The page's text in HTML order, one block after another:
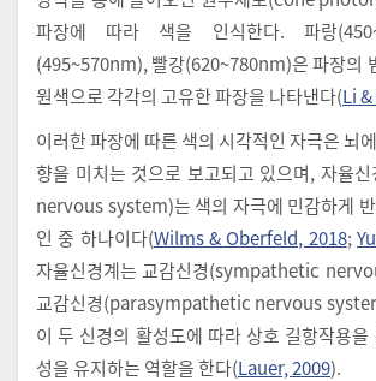
파장에 따라 색을 인식한다. 파랑
(495~570nm), 빨강(620~780nm)은 파장의
원색으로 각각의 고유한 파장을 나타낸다(Li
이러한 파장에 따른 색의 시각적인 자극은 뇌
향을 미치는 것으로 보고되고 있으며, 자율
nervous system)는 색의 자극에 민감하게
인 중 하나이다(Wilms & Oberfeld, 2018;
자율신경계는 교감신경(sympathetic
교감신경(parasympathetic nervous
이 두 신경의 활성도에 따라 상호 길항작용
성을 유지하는 역할을 한다(Lauer, 2009).